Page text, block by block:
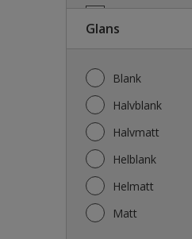
Glans
Blank
Halvblank
Halvmatt
Helblank
Helmatt
Matt